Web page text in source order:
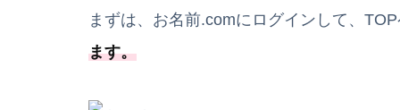
まずは、お名前.comにログインして、
ます。